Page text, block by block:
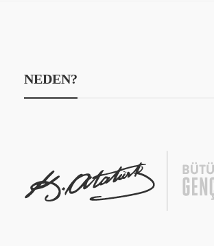
NEDEN?